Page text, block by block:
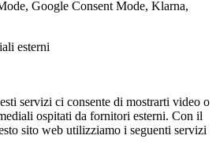
Google Consent Mode, Klarna,
esterni
servizi ci consente di mostrarti video o
ospitati da fornitori esterni. Con il
sito web utilizziamo i seguenti servizi